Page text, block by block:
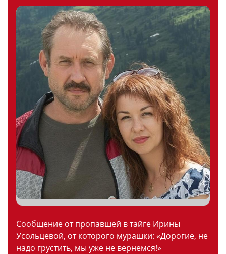
Сообщение от пропавшей в тайге Ирины
Усольцевой, от которого мурашки: «Дорогие, не
надо грустить, мы уже не вернемся!»